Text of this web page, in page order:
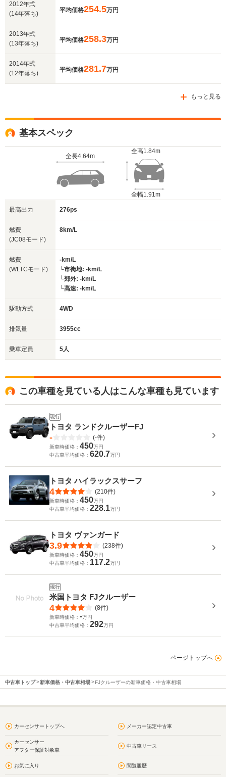
2012年式
(14年落ち)
平均価格254.5万円
2013年式
(13年落ち)
平均価格258.3万円
2014年式
(12年落ち)
平均価格281.7万円
もっと見る
基本スペック
全長4.64m
全高1.84m
全幅1.91m
最高出力 276ps
燃費
(JC08モード)
8km/L
燃費
(WLTCモード)
-km/L
└市街地: -km/L
└郊外: -km/L
└高速: -km/L
駆動方式 4WD
排気量 3955cc
乗車定員 5人
この車種を見ている人はこんな車種も見ています
現行
トヨタ ランドクルーザーFJ
- (-件)
新車時価格： 450万円
中古車平均価格： 620.7万円
トヨタ ハイラックスサーフ
4 (210件)
新車時価格： 450万円
中古車平均価格： 228.1万円
トヨタ ヴァンガード
3.9 (238件)
新車時価格： 450万円
中古車平均価格： 117.2万円
現行
米国トヨタ FJクルーザー
4 (8件)
新車時価格： -万円
中古車平均価格： 292万円
ページトップへ
中古車トップ 新車価格・中古車相場 FJクルーザーの新車価格・中古車相場
カーセンサートップへ メーカー認定中古車
カーセンサー
アフター保証対象車
中古車リース
お気に入り 閲覧履歴